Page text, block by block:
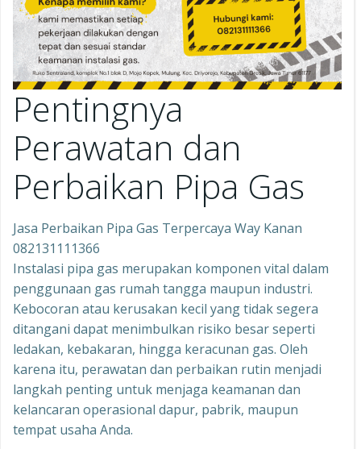
Pentingnya
Perawatan dan
Perbaikan Pipa Gas
Jasa Perbaikan Pipa Gas Terpercaya Way Kanan
082131111366
Instalasi pipa gas merupakan komponen vital dalam
penggunaan gas rumah tangga maupun industri.
Kebocoran atau kerusakan kecil yang tidak segera
ditangani dapat menimbulkan risiko besar seperti
ledakan, kebakaran, hingga keracunan gas. Oleh
karena itu, perawatan dan perbaikan rutin menjadi
langkah penting untuk menjaga keamanan dan
kelancaran operasional dapur, pabrik, maupun
tempat usaha Anda.